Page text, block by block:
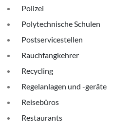
Polizei
Polytechnische Schulen
Postservicestellen
Rauchfangkehrer
Recycling
Regelanlagen und -geräte
Reisebüros
Restaurants